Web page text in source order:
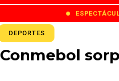
DEPORTES
Conmebol